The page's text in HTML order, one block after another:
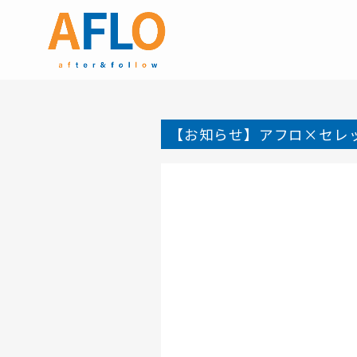
【お知らせ】アフロ×セ